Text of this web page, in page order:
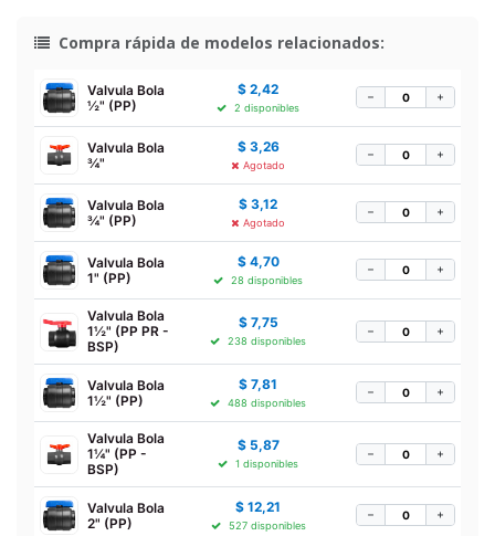
Compra rápida de modelos relacionados:
Valvula Bola
½" (PP)
$2,42
2 disponibles
− +
Valvula Bola
¾"
$ 3,26
Agotado
− +
Valvula Bola
¾" (PP)
$3,12
Agotado
− +
Valvula Bola
1" (PP)
$ 4,70
28 disponibles
− +
Valvula Bola
1½" (PP PR -
BSP)
$ 7,75
238 disponibles
− +
Valvula Bola
1½" (PP)
$7,81
488 disponibles
− +
Valvula Bola
1¼" (PP -
BSP)
$ 5,87
1 disponibles
− +
Valvula Bola
2" (PP)
$12,21
527 disponibles
− +